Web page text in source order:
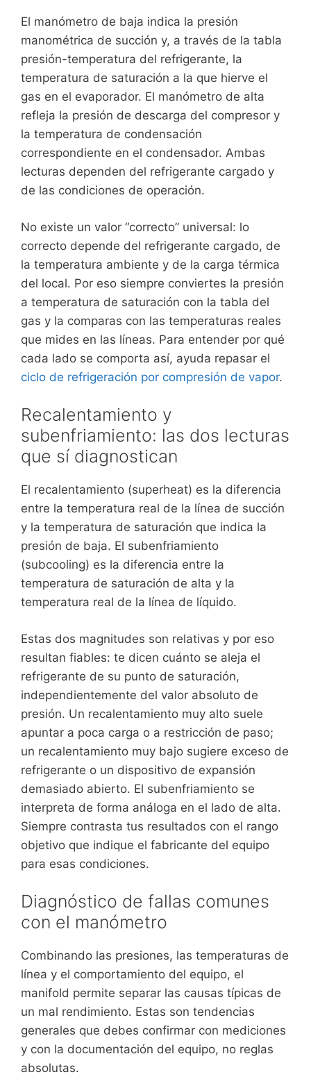
El manómetro de baja indica la presión
manométrica de succión y, a través de la tabla
presión-temperatura del refrigerante, la
temperatura de saturación a la que hierve el
gas en el evaporador. El manómetro de alta
refleja la presión de descarga del compresor y
la temperatura de condensación
correspondiente en el condensador. Ambas
lecturas dependen del refrigerante cargado y
de las condiciones de operación.
No existe un valor “correcto” universal: lo
correcto depende del refrigerante cargado, de
la temperatura ambiente y de la carga térmica
del local. Por eso siempre conviertes la presión
a temperatura de saturación con la tabla del
gas y la comparas con las temperaturas reales
que mides en las líneas. Para entender por qué
cada lado se comporta así, ayuda repasar el
ciclo de refrigeración por compresión de vapor.
Recalentamiento y
subenfriamiento: las dos lecturas
que sí diagnostican
El recalentamiento (superheat) es la diferencia
entre la temperatura real de la línea de succión
y la temperatura de saturación que indica la
presión de baja. El subenfriamiento
(subcooling) es la diferencia entre la
temperatura de saturación de alta y la
temperatura real de la línea de líquido.
Estas dos magnitudes son relativas y por eso
resultan fiables: te dicen cuánto se aleja el
refrigerante de su punto de saturación,
independientemente del valor absoluto de
presión. Un recalentamiento muy alto suele
apuntar a poca carga o a restricción de paso;
un recalentamiento muy bajo sugiere exceso de
refrigerante o un dispositivo de expansión
demasiado abierto. El subenfriamiento se
interpreta de forma análoga en el lado de alta.
Siempre contrasta tus resultados con el rango
objetivo que indique el fabricante del equipo
para esas condiciones.
Diagnóstico de fallas comunes
con el manómetro
Combinando las presiones, las temperaturas de
línea y el comportamiento del equipo, el
manifold permite separar las causas típicas de
un mal rendimiento. Estas son tendencias
generales que debes confirmar con mediciones
y con la documentación del equipo, no reglas
absolutas.